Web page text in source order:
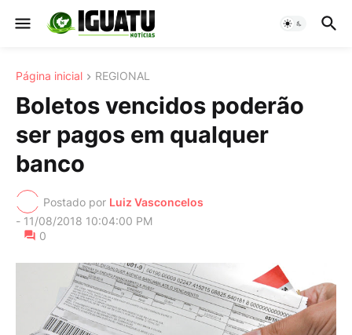
Página inicial REGIONAL
Boletos vencidos poderão
ser pagos em qualquer
banco
Postado por Luiz Vasconcelos
- 11/08/2018 10:04:00 PM
0